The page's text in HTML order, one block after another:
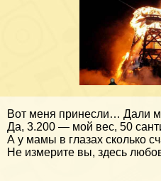
Вот меня принесли… Дали
Да, 3.200 — мой вес, 50
А у мамы в глазах сколько
Не измерите вы, здесь